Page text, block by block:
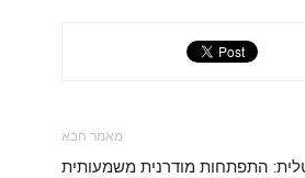
מאמר הבא
התפתחות מודרנית משמעותית